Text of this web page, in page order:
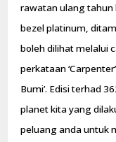
rawatan ulang
bezel platinum,
boleh dilihat melalui
perkataan
Bumi’. Edisi terhad
planet kita yang
peluang anda untuk